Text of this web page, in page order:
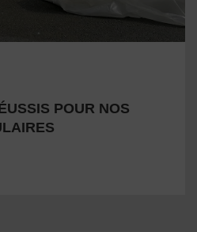
POUR NOS